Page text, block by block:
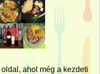
oldal, ahol még a kezdeti